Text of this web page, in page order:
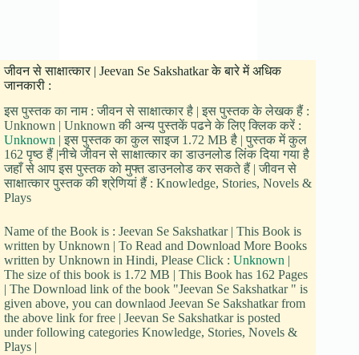
जीवन से साक्षात्कार | Jeevan Se Sakshatkar के बारे में अधिक
जानकारी :
इस पुस्तक का नाम : जीवन से साक्षात्कार है | इस पुस्तक के लेखक हैं :
Unknown | Unknown की अन्य पुस्तकें पढने के लिए क्लिक करें :
Unknown | इस पुस्तक का कुल साइज 1.72 MB है | पुस्तक में कुल
162 पृष्ठ हैं |नीचे जीवन से साक्षात्कार का डाउनलोड लिंक दिया गया है
जहाँ से आप इस पुस्तक को मुफ्त डाउनलोड कर सकते हैं | जीवन से
साक्षात्कार पुस्तक की श्रेणियां हैं : Knowledge, Stories, Novels &
Plays
Name of the Book is : Jeevan Se Sakshatkar | This Book is
written by Unknown | To Read and Download More Books
written by Unknown in Hindi, Please Click : Unknown
The size of this book is 1.72 MB | This Book has 162 Pages
| The Download link of the book "Jeevan Se Sakshatkar " is
given above, you can downlaod Jeevan Se Sakshatkar from
the above link for free | Jeevan Se Sakshatkar is posted
under following categories Knowledge, Stories, Novels &
Plays |